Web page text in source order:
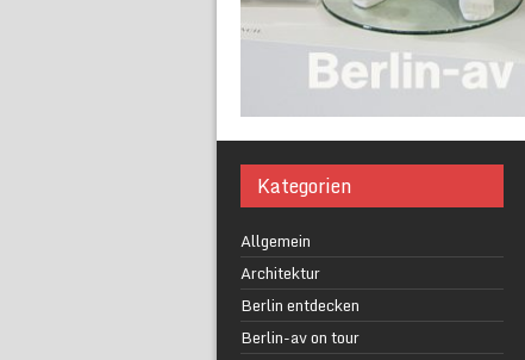
Kategorien
Allgemein
Architektur
Berlin entdecken
Berlin-av on tour